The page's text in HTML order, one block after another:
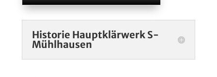
Historie Hauptklärwerk S-
Mühlhausen